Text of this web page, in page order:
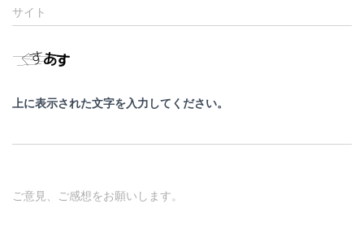
サイト
上に表示された文字を入力してください。
ご意見、ご感想をお願いします。